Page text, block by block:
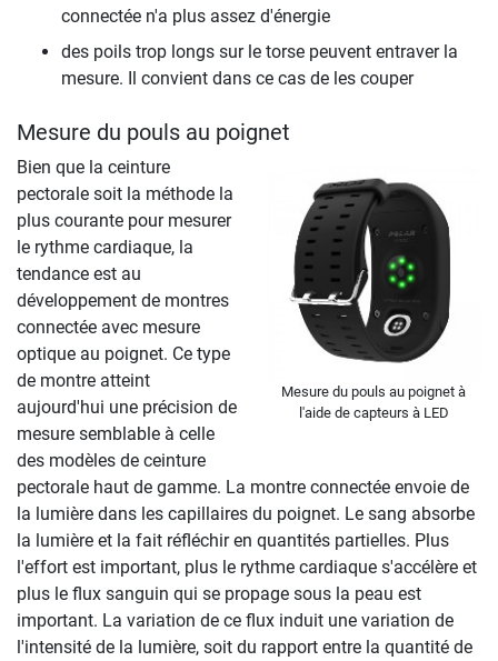
connectée n'a plus assez d'énergie
des poils trop longs sur le torse peuvent entraver la
mesure. Il convient dans ce cas de les couper
Mesure du pouls au poignet
Mesure du pouls au poignet à
l'aide de capteurs à LED
Bien que la ceinture
pectorale soit la méthode la
plus courante pour mesurer
le rythme cardiaque, la
tendance est au
développement de montres
connectée avec mesure
optique au poignet. Ce type
de montre atteint
aujourd'hui une précision de
mesure semblable à celle
des modèles de ceinture
pectorale haut de gamme. La montre connectée envoie de
la lumière dans les capillaires du poignet. Le sang absorbe
la lumière et la fait réfléchir en quantités partielles. Plus
l'effort est important, plus le rythme cardiaque s'accélère et
plus le flux sanguin qui se propage sous la peau est
important. La variation de ce flux induit une variation de
l'intensité de la lumière, soit du rapport entre la quantité de